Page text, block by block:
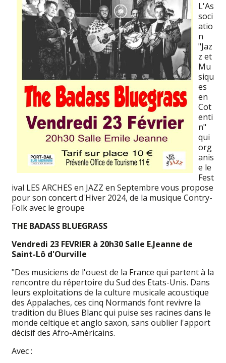
L'As
soci
atio
n
"Jaz
z et
Mu
siqu
es
en
Cot
enti
n"
qui
org
anis
e le
Fest
ival LES ARCHES en JAZZ en Septembre vous propose
pour son concert d'Hiver 2024, de la musique Contry-
Folk avec le groupe
THE BADASS BLUEGRASS
Vendredi 23 FEVRIER à 20h30 Salle E.Jeanne de
Saint-Lô d'Ourville
"Des musiciens de l'ouest de la France qui partent à la
rencontre du répertoire du Sud des Etats-Unis. Dans
leurs exploitations de la culture musicale acoustique
des Appalaches, ces cinq Normands font revivre la
tradition du Blues Blanc qui puise ses racines dans le
monde celtique et anglo saxon, sans oublier l'apport
décisif des Afro-Américains.
Avec :